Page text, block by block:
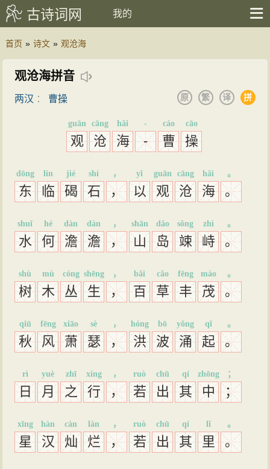
古诗词网 我的
首页 » 诗文 » 观沧海
观沧海拼音
两汉 ： 曹操 拼
译
繁
原
观
guān
沧
cāng
海
hǎi
-
-
曹
cáo
操
cāo
东
dōng
临
lín
碣
jié
石
shí
，
，
以
yǐ
观
guān
沧
cāng
海
hǎi
。
。
水
shuǐ
何
hé
澹
dàn
澹
dàn
，
，
山
shān
岛
dǎo
竦
sǒng
峙
zhì
。
。
树
shù
木
mù
丛
cóng
生
shēng
，
，
百
bǎi
草
cǎo
丰
fēng
茂
mào
。
。
秋
qiū
风
fēng
萧
xiāo
瑟
sè
，
，
洪
hóng
波
bō
涌
yǒng
起
qǐ
。
。
日
rì
月
yuè
之
zhī
行
xíng
，
，
若
ruò
出
chū
其
qí
中
zhōng
；
；
星
xīng
汉
hàn
灿
càn
烂
làn
，
，
若
ruò
出
chū
其
qí
里
lǐ
。
。